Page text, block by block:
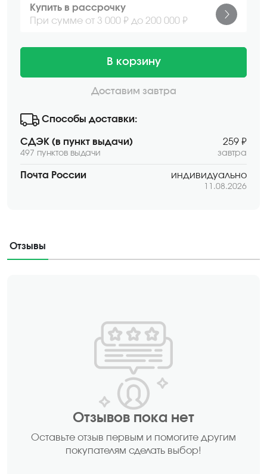
Купить в рассрочку
При сумме от 3 000 ₽ до 200 000 ₽
В корзину
Доставим завтра
Способы доставки:
СДЭК (в пункт выдачи)
497 пунктов выдачи
259 ₽
завтра
Почта России индивидуально
11.08.2026
Отзывы
Отзывов пока нет
Оставьте отзыв первым и помогите другим
покупателям сделать выбор!